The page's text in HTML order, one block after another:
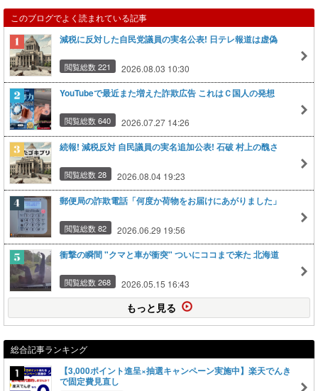
このブログでよく読まれている記事
減税に反対した自民党議員の実名公表! 日テレ報道は虚偽
閲覧総数 221 2026.08.03 10:30
YouTubeで最近また増えた詐欺広告 これはＣ国人の発想
閲覧総数 640 2026.07.27 14:26
続報! 減税反対 自民議員の実名追加公表! 石破 村上の醜さ
閲覧総数 28 2026.08.04 19:23
郵便局の詐欺電話「何度か荷物をお届けにあがりました」
閲覧総数 82 2026.06.29 19:56
衝撃の瞬間 "クマと車が衝突" ついにココまで来た 北海道
閲覧総数 268 2026.05.15 16:43
もっと見る
総合記事ランキング
【3,000ポイント進呈×抽選キャンペーン実施中】楽天でんき
で固定費見直し